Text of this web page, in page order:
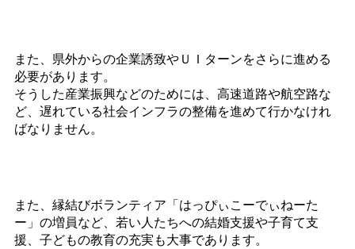
また、県外からの企業誘致やＵＩターンをさらに進める
必要があります。
そうした産業振興などのためには、高速道路や航空路な
ど、遅れている社会インフラの整備を進めて行かなけれ
ばなりません。
また、縁結びボランティア「はっぴぃこーでぃねーた
ー」の増員など、若い人たちへの結婚支援や子育て支
援、子どもの教育の充実も大事であります。